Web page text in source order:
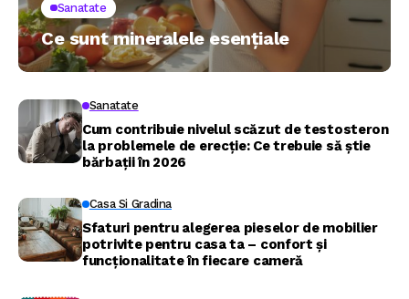
Sanatate
Ce sunt mineralele esențiale
Sanatate
Cum contribuie nivelul scăzut de testosteron
la problemele de erecție: Ce trebuie să știe
bărbații în 2026
Casa Si Gradina
Sfaturi pentru alegerea pieselor de mobilier
potrivite pentru casa ta – confort și
funcționalitate în fiecare cameră